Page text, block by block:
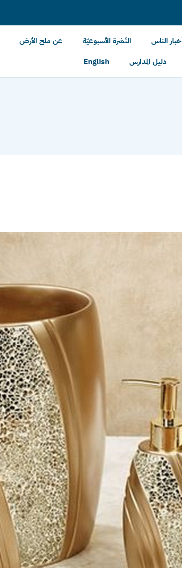
الناس النّشرة الأسبوعيّة عن ملح الأرض
دليل المدارس English